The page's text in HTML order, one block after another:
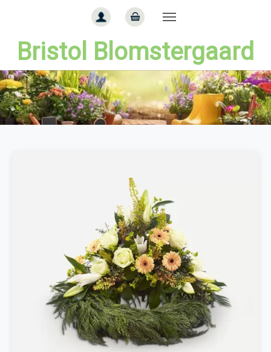
Bristol Blomstergaard